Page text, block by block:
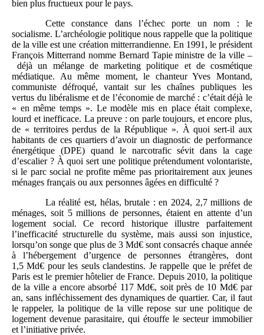
bien plus fructueux pour le pays.
Cette constance dans l’échec porte un nom : le
socialisme. L’archéologie politique nous rappelle que la politique
de la ville est une création mitterrandienne. En 1991, le président
François Mitterrand nomme Bernard Tapie ministre de la ville –
déjà un mélange de marketing politique et de cosmétique
médiatique. Au même moment, le chanteur Yves Montand,
communiste défroqué, vantait sur les chaînes publiques les
vertus du libéralisme et de l’économie de marché : c’était déjà le
« en même temps ». Le modèle mis en place était complexe,
lourd et inefficace. La preuve : on parle toujours, et encore plus,
de « territoires perdus de la République ». À quoi sert-il aux
habitants de ces quartiers d’avoir un diagnostic de performance
énergétique (DPE) quand le narcotrafic sévit dans la cage
d’escalier ? À quoi sert une politique prétendument volontariste,
si le parc social ne profite même pas prioritairement aux jeunes
ménages français ou aux personnes âgées en difficulté ?
La réalité est, hélas, brutale : en 2024, 2,7 millions de
ménages, soit 5 millions de personnes, étaient en attente d’un
logement social. Ce record historique illustre parfaitement
l’inefficacité structurelle du système, mais aussi son injustice,
lorsqu’on songe que plus de 3 Md€ sont consacrés chaque année
à l’hébergement d’urgence de personnes étrangères, dont
1,5 Md€ pour les seuls clandestins. Je rappelle que le préfet de
Paris est le premier hôtelier de France. Depuis 2010, la politique
de la ville a encore absorbé 117 Md€, soit près de 10 Md€ par
an, sans infléchissement des dynamiques de quartier. Car, il faut
le rappeler, la politique de la ville repose sur une politique de
logement devenue parasitaire, qui étouffe le secteur immobilier
et l’initiative privée.